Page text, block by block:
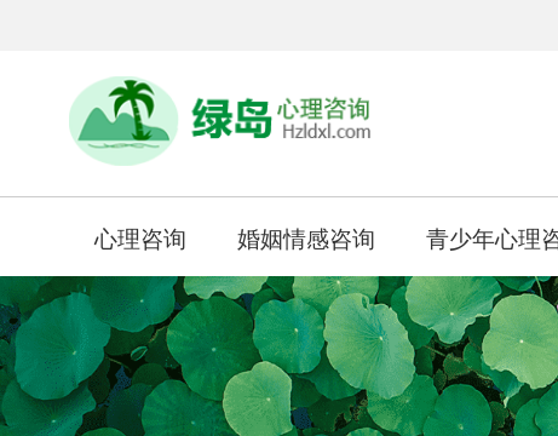
心理咨询 婚姻情感咨询 青少年心理